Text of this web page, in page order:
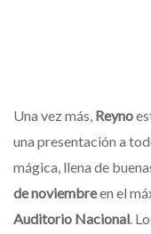
Una vez más, Reyno
una presentación a
mágica, llena de
de noviembreen el
Auditorio Nacional.